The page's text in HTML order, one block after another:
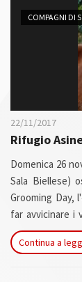
n
COMPAGNI DI
22/11/2017
Rifugio
Domenica 26
Sala Biellese)
Grooming Day,
far avvicinare i
cura degli ospiti
Continua a